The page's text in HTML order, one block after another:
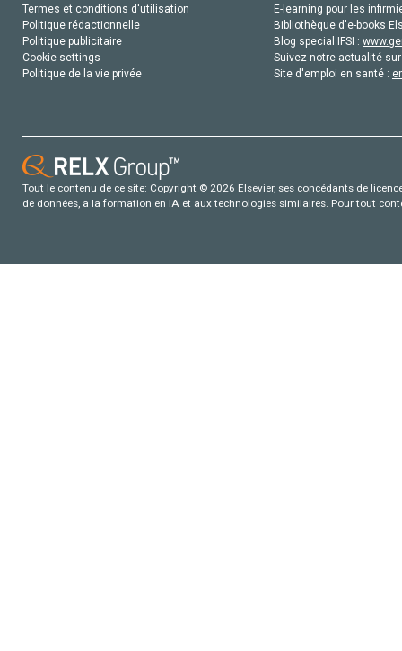
Termes et conditions d'utilisation
Politique rédactionnelle
Politique publicitaire
Cookie settings
Politique de la vie privée
E-learning pour les
Bibliothèque d'e-books
Blog special IFSI :
Suivez notre actualité
Site d'emploi en santé :
Tout le contenu de ce site: Copyright © 2026 Elsevier, ses concédants de
de données, a la formation en IA et aux technologies similaires. Pour tout